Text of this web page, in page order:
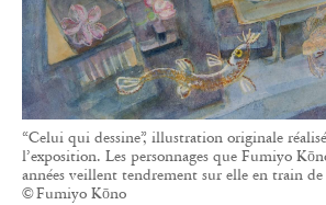
“Celui qui dessine”, illustration originale
l’exposition. Les personnages que Fumiyo
années veillent tendrement sur elle en train de
© Fumiyo Kōno